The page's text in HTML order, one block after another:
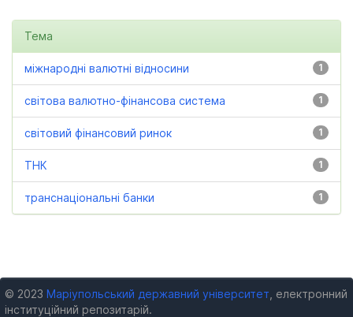
Тема
1
міжнародні валютні відносини
1
світова валютно-фінансова система
1
світовий фінансовий ринок
1
ТНК
1
транснаціональні банки
© 2023 Маріупольський державний університет , електронний
інституційний репозитарій.